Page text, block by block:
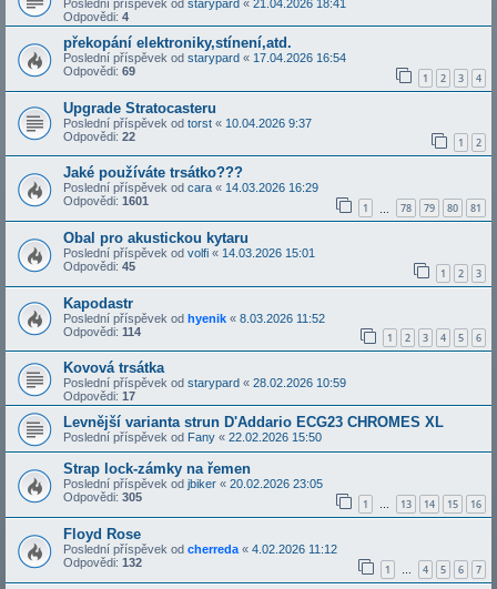
Poslední příspěvek od starypard « 21.04.2026 18:41
Odpovědi: 4
překopání elektroniky,stínení,atd.
Poslední příspěvek od starypard « 17.04.2026 16:54
Odpovědi: 69 1 2 3 4
Upgrade Stratocasteru
Poslední příspěvek od torst « 10.04.2026 9:37
Odpovědi: 22 1 2
Jaké používáte trsátko???
Poslední příspěvek od cara « 14.03.2026 16:29
Odpovědi: 1601 1 78 79 80 81
Obal pro akustickou kytaru
Poslední příspěvek od volfi « 14.03.2026 15:01
Odpovědi: 45 1 2 3
Kapodastr
Poslední příspěvek od hyenik « 8.03.2026 11:52
Odpovědi: 114 1 2 3 4 5 6
Kovová trsátka
Poslední příspěvek od starypard « 28.02.2026 10:59
Odpovědi: 17
Levnější varianta strun D'Addario ECG23 CHROMES XL
Poslední příspěvek od Fany « 22.02.2026 15:50
Strap lock-zámky na řemen
Poslední příspěvek od jbiker « 20.02.2026 23:05
Odpovědi: 305 1 … 13 14 15 16
Floyd Rose
Poslední příspěvek od cherreda « 4.02.2026 11:12
Odpovědi: 132 1 … 4 5 6 7